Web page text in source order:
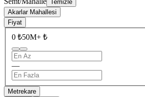
Temizle
Akarlar Mahallesi
Fiyat
0 ₺50M+ ₺
—
Metrekare